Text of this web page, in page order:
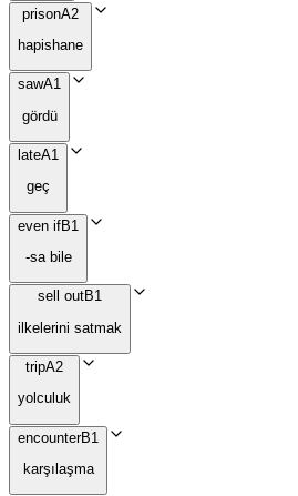
prisonA2
hapishane
sawA1
gördü
lateA1
geç
even ifB1
-sa bile
sell outB1
ilkelerini satmak
tripA2
yolculuk
encounterB1
karşılaşma